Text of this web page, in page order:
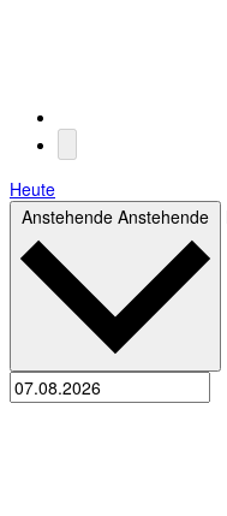
Heute
Anstehende Anstehende